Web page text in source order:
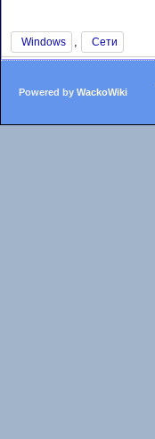
Windows Сети
Powered by WackoWiki